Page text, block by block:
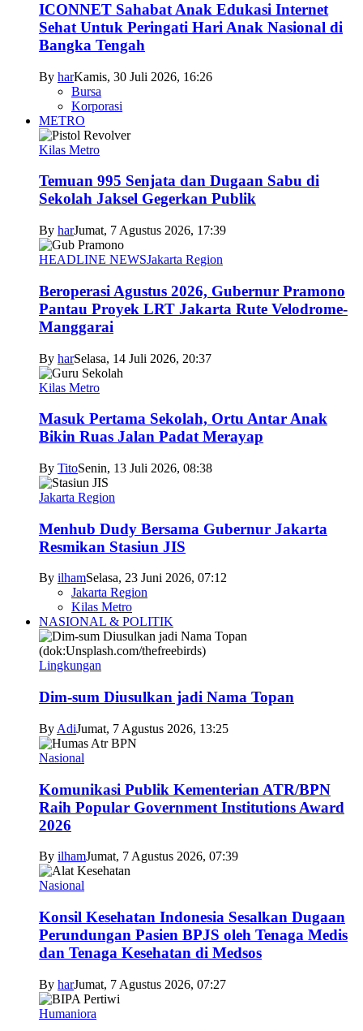
ICONNET Sahabat Anak Edukasi Internet
Sehat Untuk Peringati Hari Anak Nasional di
Bangka Tengah
By harKamis, 30 Juli 2026, 16:26
Bursa
Korporasi
METRO
Kilas Metro
Temuan 995 Senjata dan Dugaan Sabu di
Sekolah Jaksel Gegerkan Publik
By harJumat, 7 Agustus 2026, 17:39
HEADLINE NEWSJakarta Region
Beroperasi Agustus 2026, Gubernur Pramono
Pantau Proyek LRT Jakarta Rute Velodrome-
Manggarai
By harSelasa, 14 Juli 2026, 20:37
Kilas Metro
Masuk Pertama Sekolah, Ortu Antar Anak
Bikin Ruas Jalan Padat Merayap
By TitoSenin, 13 Juli 2026, 08:38
Jakarta Region
Menhub Dudy Bersama Gubernur Jakarta
Resmikan Stasiun JIS
By ilhamSelasa, 23 Juni 2026, 07:12
Jakarta Region
Kilas Metro
NASIONAL & POLITIK
Lingkungan
Dim-sum Diusulkan jadi Nama Topan
By AdiJumat, 7 Agustus 2026, 13:25
Nasional
Komunikasi Publik Kementerian ATR/BPN
Raih Popular Government Institutions Award
2026
By ilhamJumat, 7 Agustus 2026, 07:39
Nasional
Konsil Kesehatan Indonesia Sesalkan Dugaan
Perundungan Pasien BPJS oleh Tenaga Medis
dan Tenaga Kesehatan di Medsos
By harJumat, 7 Agustus 2026, 07:27
Humaniora